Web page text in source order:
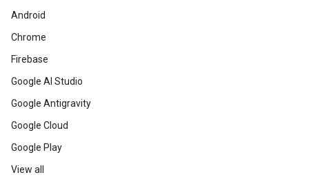
Android
Chrome
Firebase
Google AI Studio
Google Antigravity
Google Cloud
Google Play
View all